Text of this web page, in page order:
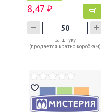
8,47 ₽
за штуку
(продается кратно коробкам)